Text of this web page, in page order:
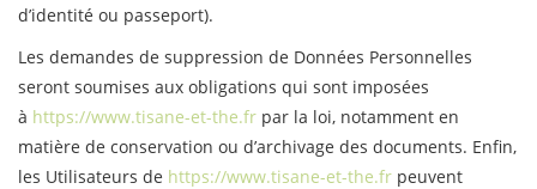
d’identité ou passeport).
Les demandes de suppression de Données Personnelles
seront soumises aux obligations qui sont imposées
à https://www.tisane-et-the.fr par la loi, notamment en
matière de conservation ou d’archivage des documents. Enfin,
les Utilisateurs de https://www.tisane-et-the.fr peuvent